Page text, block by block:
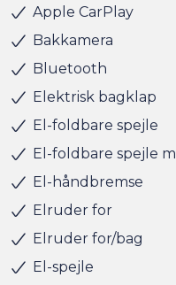
handlen efterfølgende.
Har du behov for et
finansiering til
tager naturligvis også
hvis du har behov for at
Vi ses i Søborg
Apple CarPlay
Bakkamera
Bluetooth
Elektrisk bagklap
El-foldbare spejle
El-foldbare spejle
El-håndbremse
Elruder for
Elruder for/bag
El-spejle